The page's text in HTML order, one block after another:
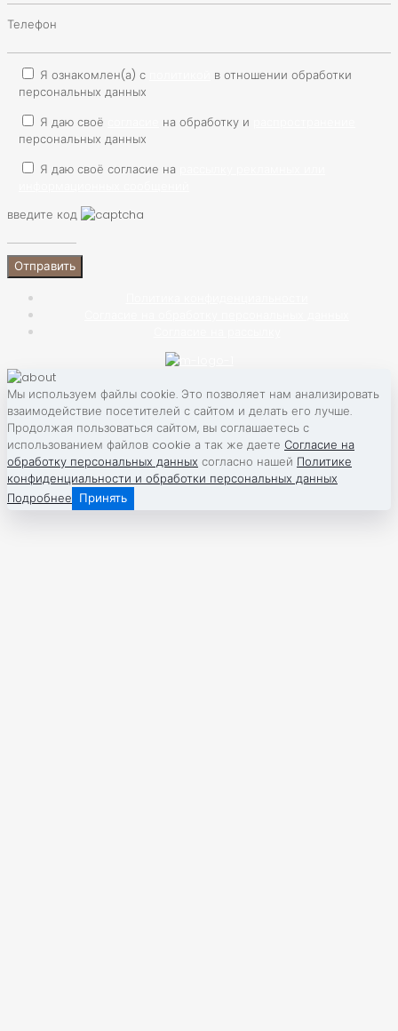
Телефон
Я ознакомлен(а) с
в отношении обработки
персональных данных
Я даю своё
на обработку и
персональных данных
Я даю своё согласие на
введите код
Мы используем файлы сооkіе. Это позволяет нам анализировать
взаимодействие посетителей с сайтом и делать его лучше.
Продолжая пользоваться сайтом, вы соглашаетесь с
использованием файлов cookie а так же даете Согласие на
обработку персональных данных согласно нашей Политике
конфиденциальности и обработки персональных данных
Подробнее Принять